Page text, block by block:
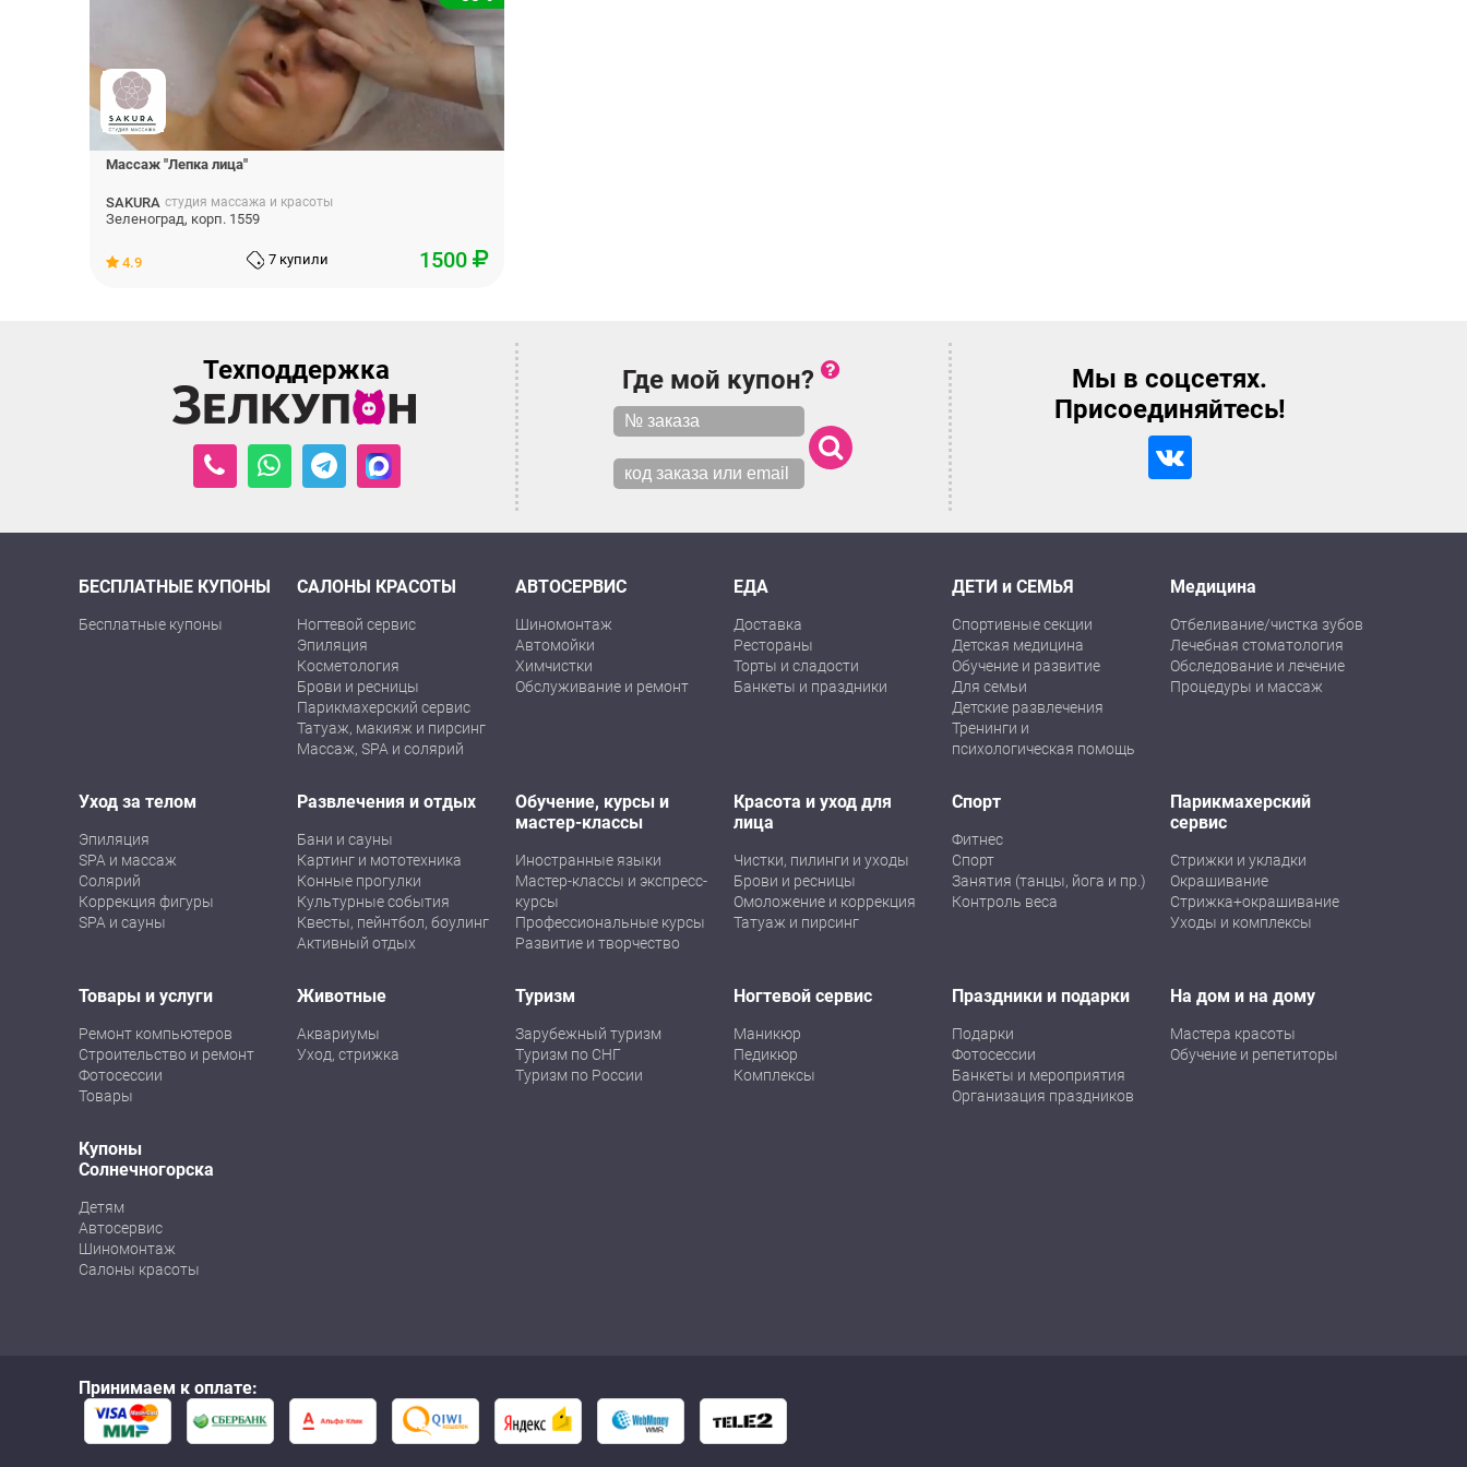
Массаж "Лепка лица"
SAKURA студия массажа и красоты
Зеленоград, корп. 1559
4.9 7 купили 1500
Техподдержка Где мой купон?
Мы в соцсетях.
Присоединяйтесь!
БЕСПЛАТНЫЕ КУПОНЫ
Бесплатные купоны
САЛОНЫ КРАСОТЫ
Ногтевой сервис
Эпиляция
Косметология
Брови и ресницы
Парикмахерский сервис
Татуаж, макияж и пирсинг
Массаж, SPA и солярий
АВТОСЕРВИС
Шиномонтаж
Автомойки
Химчистки
Обслуживание и ремонт
ЕДА
Доставка
Рестораны
Торты и сладости
Банкеты и праздники
ДЕТИ и СЕМЬЯ
Спортивные секции
Детская медицина
Обучение и развитие
Для семьи
Детские развлечения
Тренинги и
психологическая помощь
Медицина
Отбеливание/чистка зубов
Лечебная стоматология
Обследование и лечение
Процедуры и массаж
Уход за телом
Эпиляция
SPA и массаж
Солярий
Коррекция фигуры
SPA и сауны
Развлечения и отдых
Бани и сауны
Картинг и мототехника
Конные прогулки
Культурные события
Квесты, пейнтбол, боулинг
Активный отдых
Обучение, курсы и
мастер-классы
Иностранные языки
Мастер-классы и экспресс-
курсы
Профессиональные курсы
Развитие и творчество
Красота и уход для
лица
Чистки, пилинги и уходы
Брови и ресницы
Омоложение и коррекция
Татуаж и пирсинг
Спорт
Фитнес
Спорт
Занятия (танцы, йога и пр.)
Контроль веса
Парикмахерский
сервис
Стрижки и укладки
Окрашивание
Стрижка+окрашивание
Уходы и комплексы
Товары и услуги
Ремонт компьютеров
Строительство и ремонт
Фотосессии
Товары
Животные
Аквариумы
Уход, стрижка
Туризм
Зарубежный туризм
Туризм по СНГ
Туризм по России
Ногтевой сервис
Маникюр
Педикюр
Комплексы
Праздники и подарки
Подарки
Фотосессии
Банкеты и мероприятия
Организация праздников
На дом и на дому
Мастера красоты
Обучение и репетиторы
Купоны
Солнечногорска
Детям
Автосервис
Шиномонтаж
Салоны красоты
Принимаем к оплате: